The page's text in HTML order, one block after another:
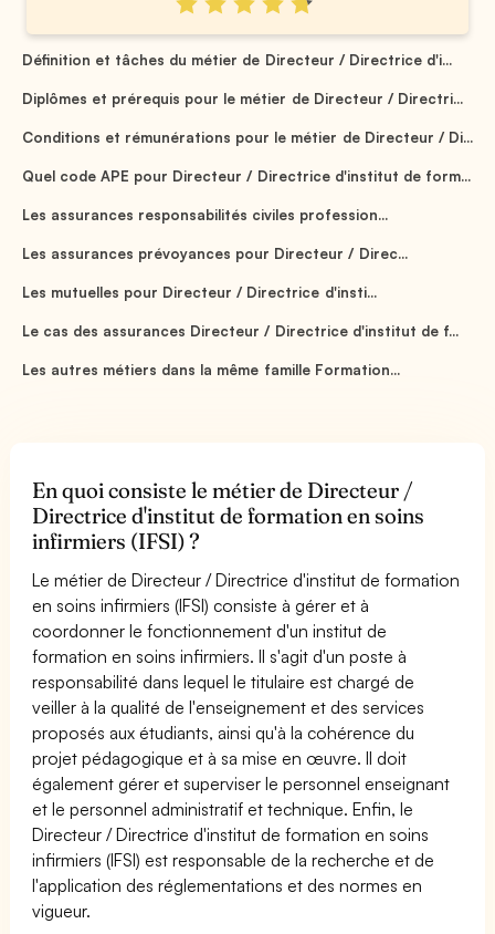
Définition et tâches du métier de Directeur / Directrice d'i...
Diplômes et prérequis pour le métier de Directeur / Directri...
Conditions et rémunérations pour le métier de Directeur / Di...
Quel code APE pour Directeur / Directrice d'institut de form...
Les assurances responsabilités civiles profession...
Les assurances prévoyances pour Directeur / Direc...
Les mutuelles pour Directeur / Directrice d'insti...
Le cas des assurances Directeur / Directrice d'institut de f...
Les autres métiers dans la même famille Formation...
En quoi consiste le métier de Directeur /
Directrice d'institut de formation en soins
infirmiers (IFSI) ?
Le métier de Directeur / Directrice d'institut de formation
en soins infirmiers (IFSI) consiste à gérer et à
coordonner le fonctionnement d'un institut de
formation en soins infirmiers. Il s'agit d'un poste à
responsabilité dans lequel le titulaire est chargé de
veiller à la qualité de l'enseignement et des services
proposés aux étudiants, ainsi qu'à la cohérence du
projet pédagogique et à sa mise en œuvre. Il doit
également gérer et superviser le personnel enseignant
et le personnel administratif et technique. Enfin, le
Directeur / Directrice d'institut de formation en soins
infirmiers (IFSI) est responsable de la recherche et de
l'application des réglementations et des normes en
vigueur.